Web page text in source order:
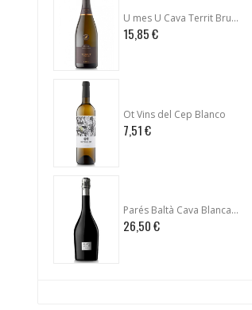
U mes U Cava Territ Brut Nature
15,85 €
Ot Vins del Cep Blanco
7,51 €
Parés Baltà Cava Blanca Cusiné
26,50 €